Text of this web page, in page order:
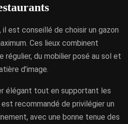
est conseillé de choisir un gazon
Ces lieux combinent
régulier, du mobilier posé au sol et
d’image.
élégant tout en supportant les
recommandé de privilégier un
avec une bonne tenue des